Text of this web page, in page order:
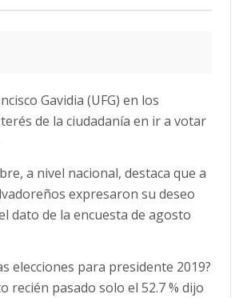
Gavidia (UFG) en los
de la ciudadanía en ir a votar
a nivel nacional, destaca que a
expresaron su deseo
dato de la encuesta de agosto
elecciones para presidente 2019?
recién pasado solo el 52.7 % dijo